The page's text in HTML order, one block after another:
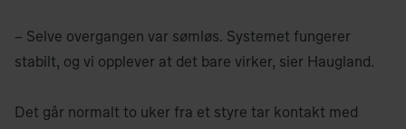
– Selve overgangen var sømløs. Systemet fungerer
stabilt, og vi opplever at det bare virker, sier Haugland.
Det går normalt to uker fra et styre tar kontakt med